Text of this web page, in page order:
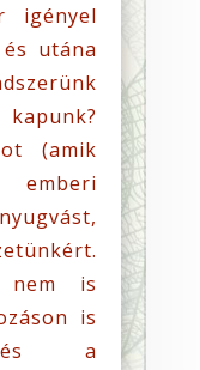
igényel
utána
(amik
emberi
nem is
is
és a